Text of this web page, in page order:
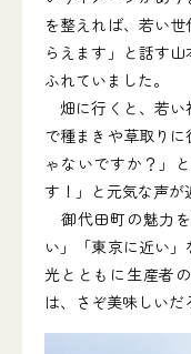
を整えれば、若い
らえます」と話す
ふれていました。
畑に行くと、若い
で種まきや草取り
ゃないですか？」
す！」と元気な声が
御代田町の魅力
い」「東京に近い
光とともに生産者
は、さぞ美味しいだ